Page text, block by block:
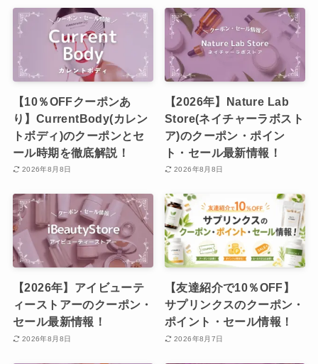
【10％OFFクーポンあ
り】CurrentBody(カレン
トボディ)のクーポンとセ
ール時期を徹底解説！
2026年8月8日
【2026年】Nature Lab
Store(ネイチャーラボスト
ア)のクーポン・ポイン
ト・セール最新情報！
2026年8月8日
【2026年】アイビューテ
ィーストアーのクーポン・
セール最新情報！
2026年8月8日
【友達紹介で10％OFF】
サプリンクスのクーポン・
ポイント・セール情報！
2026年8月7日